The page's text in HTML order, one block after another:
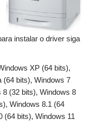
instalar o driver siga
XP (64 bits),
(64 bits), Windows 7
8 (32 bits), Windows 8
Windows 8.1 (64
(64 bits), Windows 11